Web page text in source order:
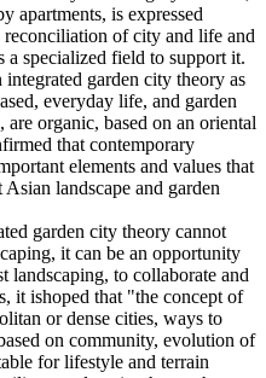
apartments, is expressed
of city and life and
a specialized field to support it.
garden city theory as
everyday life, and garden
organic, based on an oriental
that contemporary
elements and values that
landscape and garden
garden city theory cannot
it can be an opportunity
landscaping, to collaborate and
it ishoped that "the concept of
or dense cities, ways to
on community, evolution of
for lifestyle and terrain